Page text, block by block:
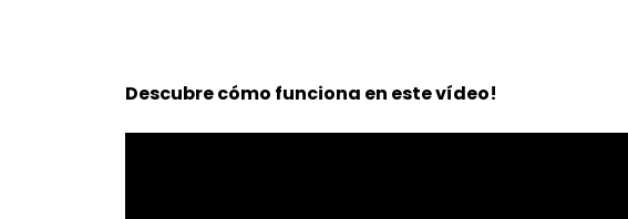
Descubre cómo funciona en este vídeo!